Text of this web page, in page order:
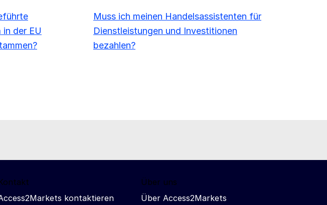
in der EU
Muss ich meinen Handelsassistenten für
Dienstleistungen und Investitionen
bezahlen?
kontaktieren
Über uns
Über Access2Markets